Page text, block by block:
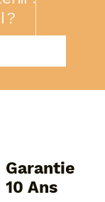
?
Garantie
10 Ans